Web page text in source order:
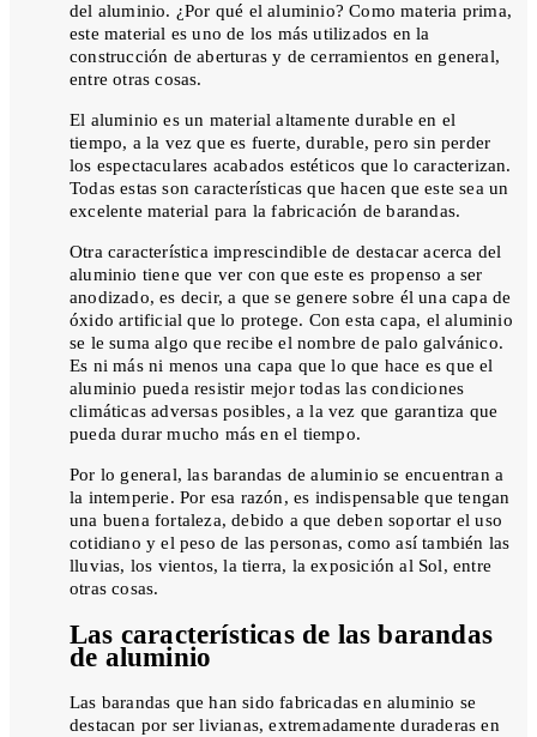
del aluminio. ¿Por qué el aluminio? Como materia prima,
este material es uno de los más utilizados en la
construcción de aberturas y de cerramientos en general,
entre otras cosas.
El aluminio es un material altamente durable en el
tiempo, a la vez que es fuerte, durable, pero sin perder
los espectaculares acabados estéticos que lo caracterizan.
Todas estas son características que hacen que este sea un
excelente material para la fabricación de barandas.
Otra característica imprescindible de destacar acerca del
aluminio tiene que ver con que este es propenso a ser
anodizado, es decir, a que se genere sobre él una capa de
óxido artificial que lo protege. Con esta capa, el aluminio
se le suma algo que recibe el nombre de palo galvánico.
Es ni más ni menos una capa que lo que hace es que el
aluminio pueda resistir mejor todas las condiciones
climáticas adversas posibles, a la vez que garantiza que
pueda durar mucho más en el tiempo.
Por lo general, las barandas de aluminio se encuentran a
la intemperie. Por esa razón, es indispensable que tengan
una buena fortaleza, debido a que deben soportar el uso
cotidiano y el peso de las personas, como así también las
lluvias, los vientos, la tierra, la exposición al Sol, entre
otras cosas.
Las características de las barandas
de aluminio
Las barandas que han sido fabricadas en aluminio se
destacan por ser livianas, extremadamente duraderas en